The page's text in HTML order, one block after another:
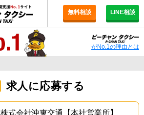
無料相談 LINE相談
がNo.1の理由とは
求人に応募する
株式会社沖東交通【本社営業所】